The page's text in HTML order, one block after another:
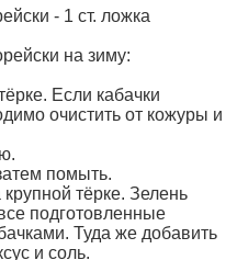
- 1 ст. ложка
на зиму:
Если кабачки
очистить от кожуры и
помыть.
тёрке. Зелень
подготовленные
Туда же добавить
и соль.